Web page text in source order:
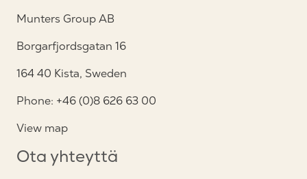
Munters Group AB
Borgarfjordsgatan 16
164 40 Kista, Sweden
Phone: +46 (0)8 626 63 00
View map
Ota yhteyttä